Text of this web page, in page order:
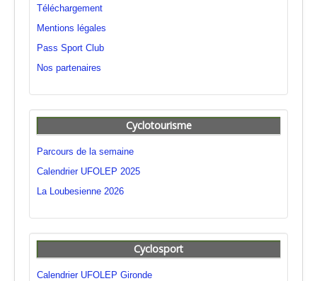
Téléchargement
Mentions légales
Pass Sport Club
Nos partenaires
Cyclotourisme
Parcours de la semaine
Calendrier UFOLEP 2025
La Loubesienne 2026
Cyclosport
Calendrier UFOLEP Gironde